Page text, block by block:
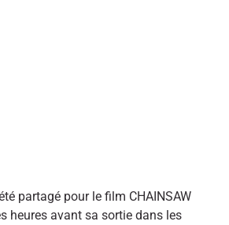
partagé pour le film CHAINSAW
heures avant sa sortie dans les